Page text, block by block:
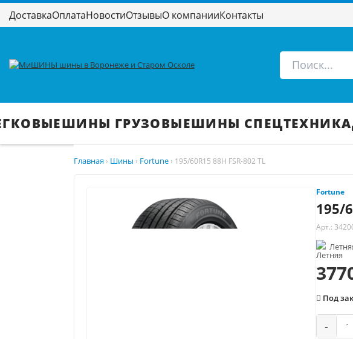
ДоставкаОплатаНовостиОтзывыО компанииКонтакты
ШИНЫ ГРУЗОВЫЕШИНЫ СПЕЦТЕХНИКА
Главная › Шины › Fortune › 195/60R15 88H FSR-802 TL
Fortune
195/
Арт.:
Под
-